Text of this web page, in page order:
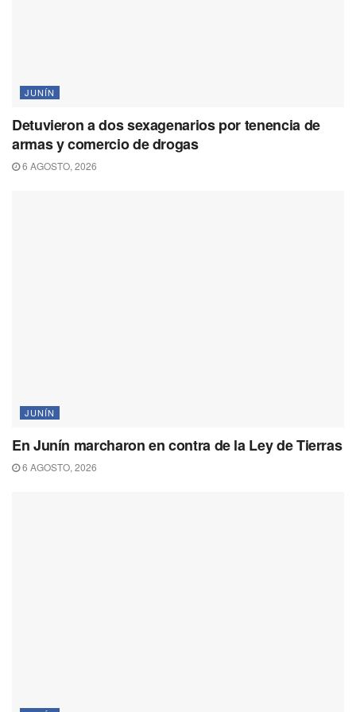
JUNÍN
Detuvieron a dos sexagenarios por tenencia de
armas y comercio de drogas
6 AGOSTO, 2026
JUNÍN
En Junín marcharon en contra de la Ley de Tierras
6 AGOSTO, 2026